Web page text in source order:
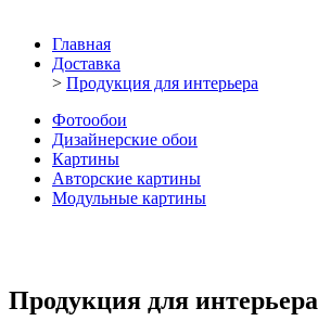
Главная
Доставка
> Продукция для интерьера
Фотообои
Дизайнерские обои
Картины
Авторские картины
Модульные картины
Продукция для интерьера